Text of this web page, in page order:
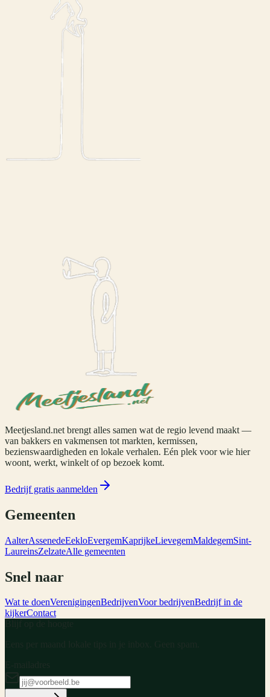
Meetjesland.net brengt alles samen wat de regio levend maakt —
van bakkers en vakmensen tot markten, kermissen,
bezienswaardigheden en lokale verhalen. Eén plek voor wie hier
woont, werkt, winkelt of op bezoek komt.
Bedrijf gratis aanmelden
Gemeenten
AalterAssenedeEekloEvergemKaprijkeLievegemMaldegemSint-
LaureinsZelzateAlle gemeenten
Snel naar
Wat te doenVerenigingenBedrijvenVoor bedrijvenBedrijf in de
kijkerContact